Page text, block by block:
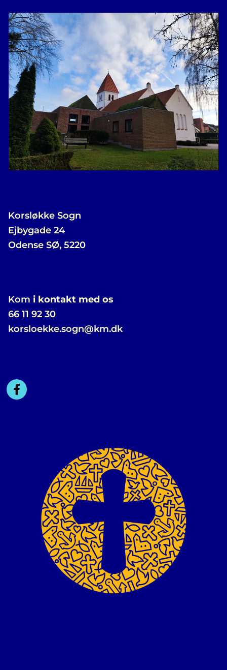
Korsløkke Sogn
Ejbygade 24
Odense SØ, 5220
Kom i kontakt med os
66 11 92 30
korsloekke.sogn@km.dk